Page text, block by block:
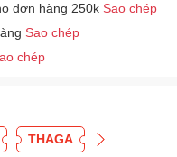
đơn hàng 250k Sao chép
Sao chép
chép
THAGA